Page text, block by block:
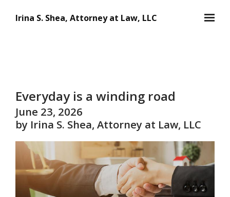
Irina S. Shea, Attorney at Law, LLC
Everyday is a winding road
June 23, 2026
by Irina S. Shea, Attorney at Law, LLC